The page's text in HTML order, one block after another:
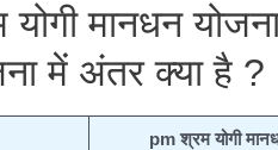
योगी मानधन
में अंतर क्या है ?
pm श्रम योगी